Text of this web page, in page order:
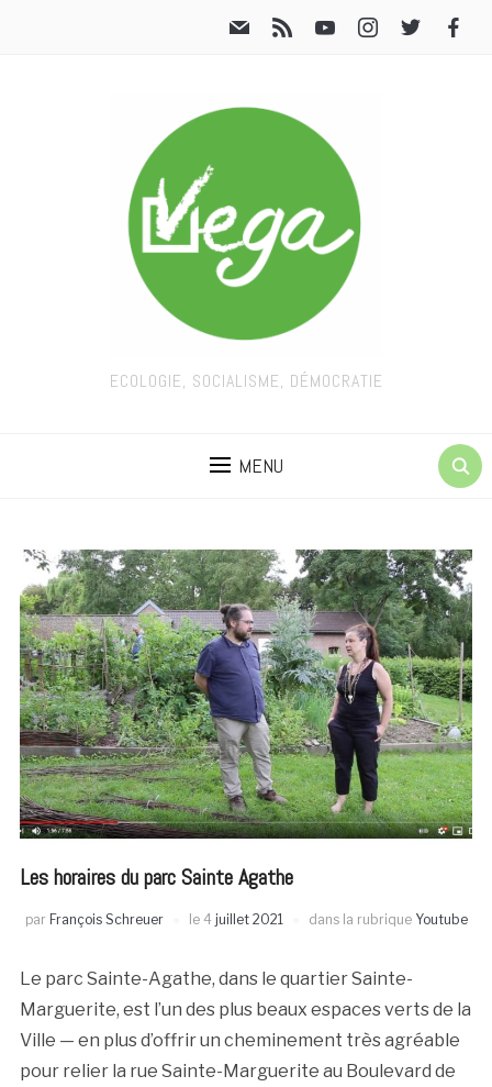
ECOLOGIE, SOCIALISME, DÉMOCRATIE
MENU
Les horaires du parc Sainte Agathe
par François Schreuer le 4 juillet 2021 dans la rubrique Youtube
Le parc Sainte-Agathe, dans le quartier Sainte-
Marguerite, est l’un des plus beaux espaces verts de la
Ville — en plus d’offrir un cheminement très agréable
pour relier la rue Sainte-Marguerite au Boulevard de